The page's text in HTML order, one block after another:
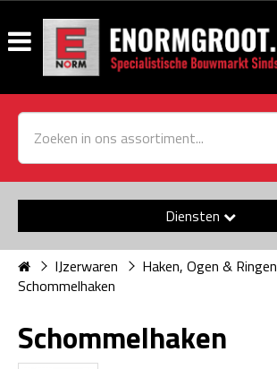
Diensten
IJzerwaren
Haken, Ogen & Ringen
Schommelhaken
Schommelhaken